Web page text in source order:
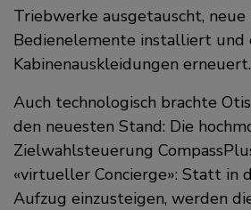
Triebwerke ausgetauscht, neue
Bedienelemente installiert und
Kabinenauskleidungen erneuert.
Auch technologisch brachte
den neuesten Stand: Die
Zielwahlsteuerung
virtueller Concierge : Statt in
Aufzug einzusteigen, werden